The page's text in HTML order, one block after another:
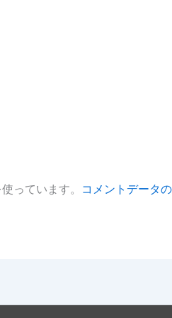
っています。 コメントデータ